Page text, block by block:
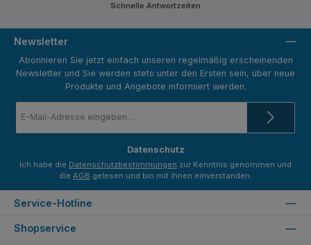
Schnelle Antwortzeiten
Newsletter
Abonnieren Sie jetzt einfach unseren regelmäßig erscheinenden
Newsletter und Sie werden stets unter den Ersten sein, über neue
Produkte und Angebote informiert werden.
Mail-
Datenschutz
Ich habe die Datenschutzbestimmungen zur Kenntnis genommen und
die AGB gelesen und bin mit ihnen einverstanden.
Service-Hotline
Shopservice